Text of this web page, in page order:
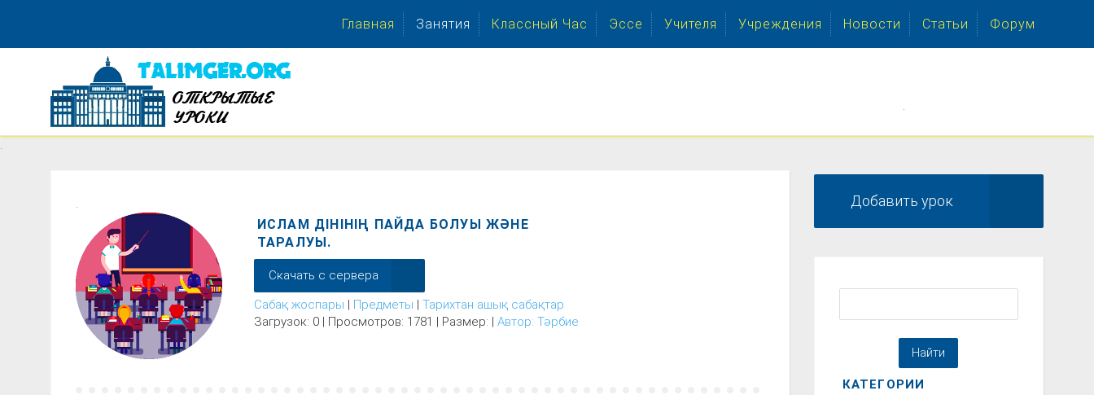
Главная Занятия Классный Час Эссе Учителя Учреждения Новости Статьи Форум
.
.
ИСЛАМ ДІНІНІҢ ПАЙДА БОЛУЫ ЖӘНЕ
ТАРАЛУЫ.
Скачать с сервера
Сабақ жоспары | Предметы | Тарихтан ашық сабақтар
Загрузок: 0 | Просмотров: 1781 | Размер: | Автор: Тәрбие
Добавить урок
.
КАТЕГОРИИ
.